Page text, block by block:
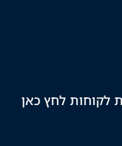
לקוחות לחץ כאן